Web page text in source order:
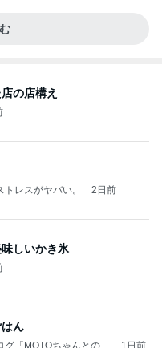
の店構え
レスがヤバい。 2日前
しいかき氷
ん
「MOTOちゃんとのは 1日前